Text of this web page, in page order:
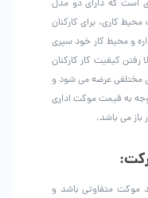
است که دارای دو مدل
کاری، برای کارکنان
و محیط کار خود سپری
رفتن کیفیت کار کارکنان
مختلفی عرضه می شود و
به قیمت موکت اداری
می باشد.
موکت متفاوتی باشد و